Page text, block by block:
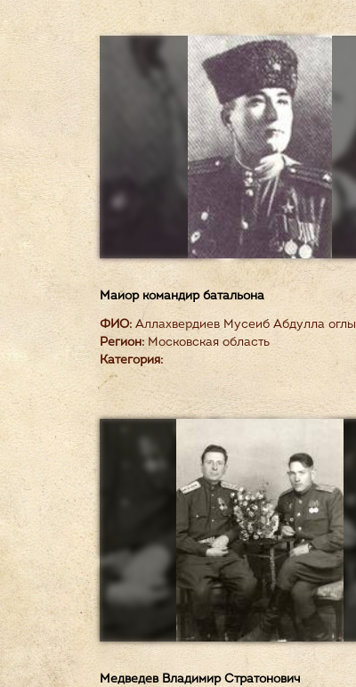
Майор командир батальона
ФИО: Аллахвердиев Мусеиб Абдулла оглы
Регион: Московская область
Категория:
Медведев Владимир Стратонович